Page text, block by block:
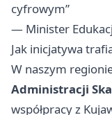
cyfrowym”
— Minister
Jak inicjatywa
W naszym
Administracji
współpracy z